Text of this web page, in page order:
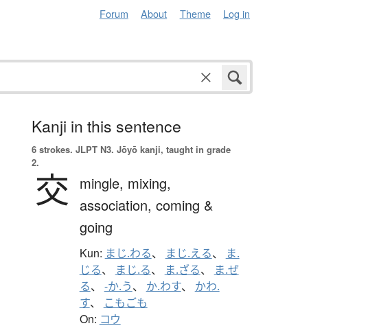
Forum About Theme Log in
Kanji in this sentence
6 strokes. JLPT N3. Jōyō kanji, taught in grade
2.
交 mingle, mixing,
association, coming &
going
Kun: まじ.わる、 まじ.える、
ま.
じる、 まじ.る、 ま.ざる、
ま.ぜ
る、 -か.う、 か.わす、 かわ.
す、 こもごも
On: コウ